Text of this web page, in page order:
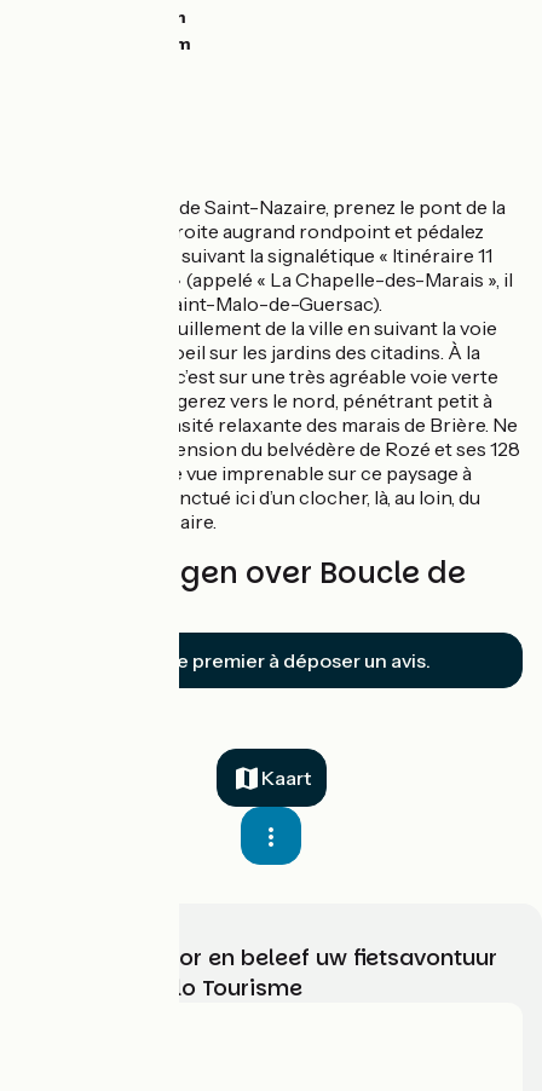
0m
0m
À partir de la gare de Saint-Nazaire, prenez le pont de la
Matte, tournez à droite augrand rondpoint et pédalez
tranquillement en suivant la signalétique « Itinéraire 11
avec un vélo vert » (appelé « La Chapelle-des-Marais », il
dessert d’abord Saint-Malo-de-Guersac).
Vous sortez tranquillement de la ville en suivant la voie
ferrée et jetez un oeil sur les jardins des citadins. À la
sortie de Trignac, c’est sur une très agréable voie verte
que vous vous dirigerez vers le nord, pénétrant petit à
petit dans l’immensité relaxante des marais de Brière. Ne
manquez pas l’ascension du belvédère de Rozé et ses 128
marches pour une vue imprenable sur ce paysage à
l’horizon infini, ponctué ici d’un clocher, là, au loin, du
pont de Saint-Nazaire.
Beoordelingen over Boucle de
Soyez le premier à déposer un avis.
Kaart
Kies, bereid voor en beleef uw fietsavontuur
met France Vélo Tourisme